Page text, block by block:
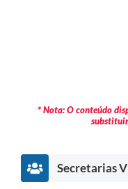
* Nota: O conteúdo
Secretarias